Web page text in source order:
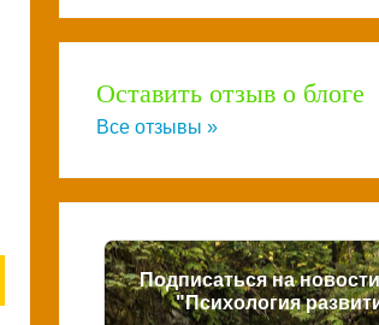
Оставить отзыв о блоге
Все отзывы »
Подписаться на
"Психология